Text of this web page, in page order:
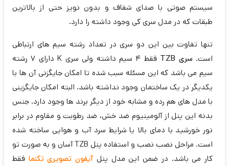
سیستم صوتی با صدای شفاف و بدون نويز حتی از بالاترين
طبقات که در مدل سری کی وجود داشته را دارد.
تنها تفاوت بین این دو سری در تعداد رشته سیم های ارتباطی
است. سری TZB
فقط 4 سیم داشته ولی سری K دارای 7 رشته
سیم می باشد که این مسئله سبب شده تا امکان جایگزنی آن ها با
یکدیگر در یک ساختمان وجود نداشته باشد. البته امکان جایگزینی
با مدل های هم رده و مشابه خود از دیگر برند ها وجود دارد. جنس
بدنه این پنل از آلومینیوم ضد خش، ضد رطوبت و مقاوم در برابر
نور خورشيد با دمای بالا یا شرایط سرد آب و هوایی ساخته شده
است. مراحل نصب نصب و استفاده پنل TZB آسان و به صورت تو
کار می باشد. در ضمن این مدل پنل آیفون تصویری تکنما فقط